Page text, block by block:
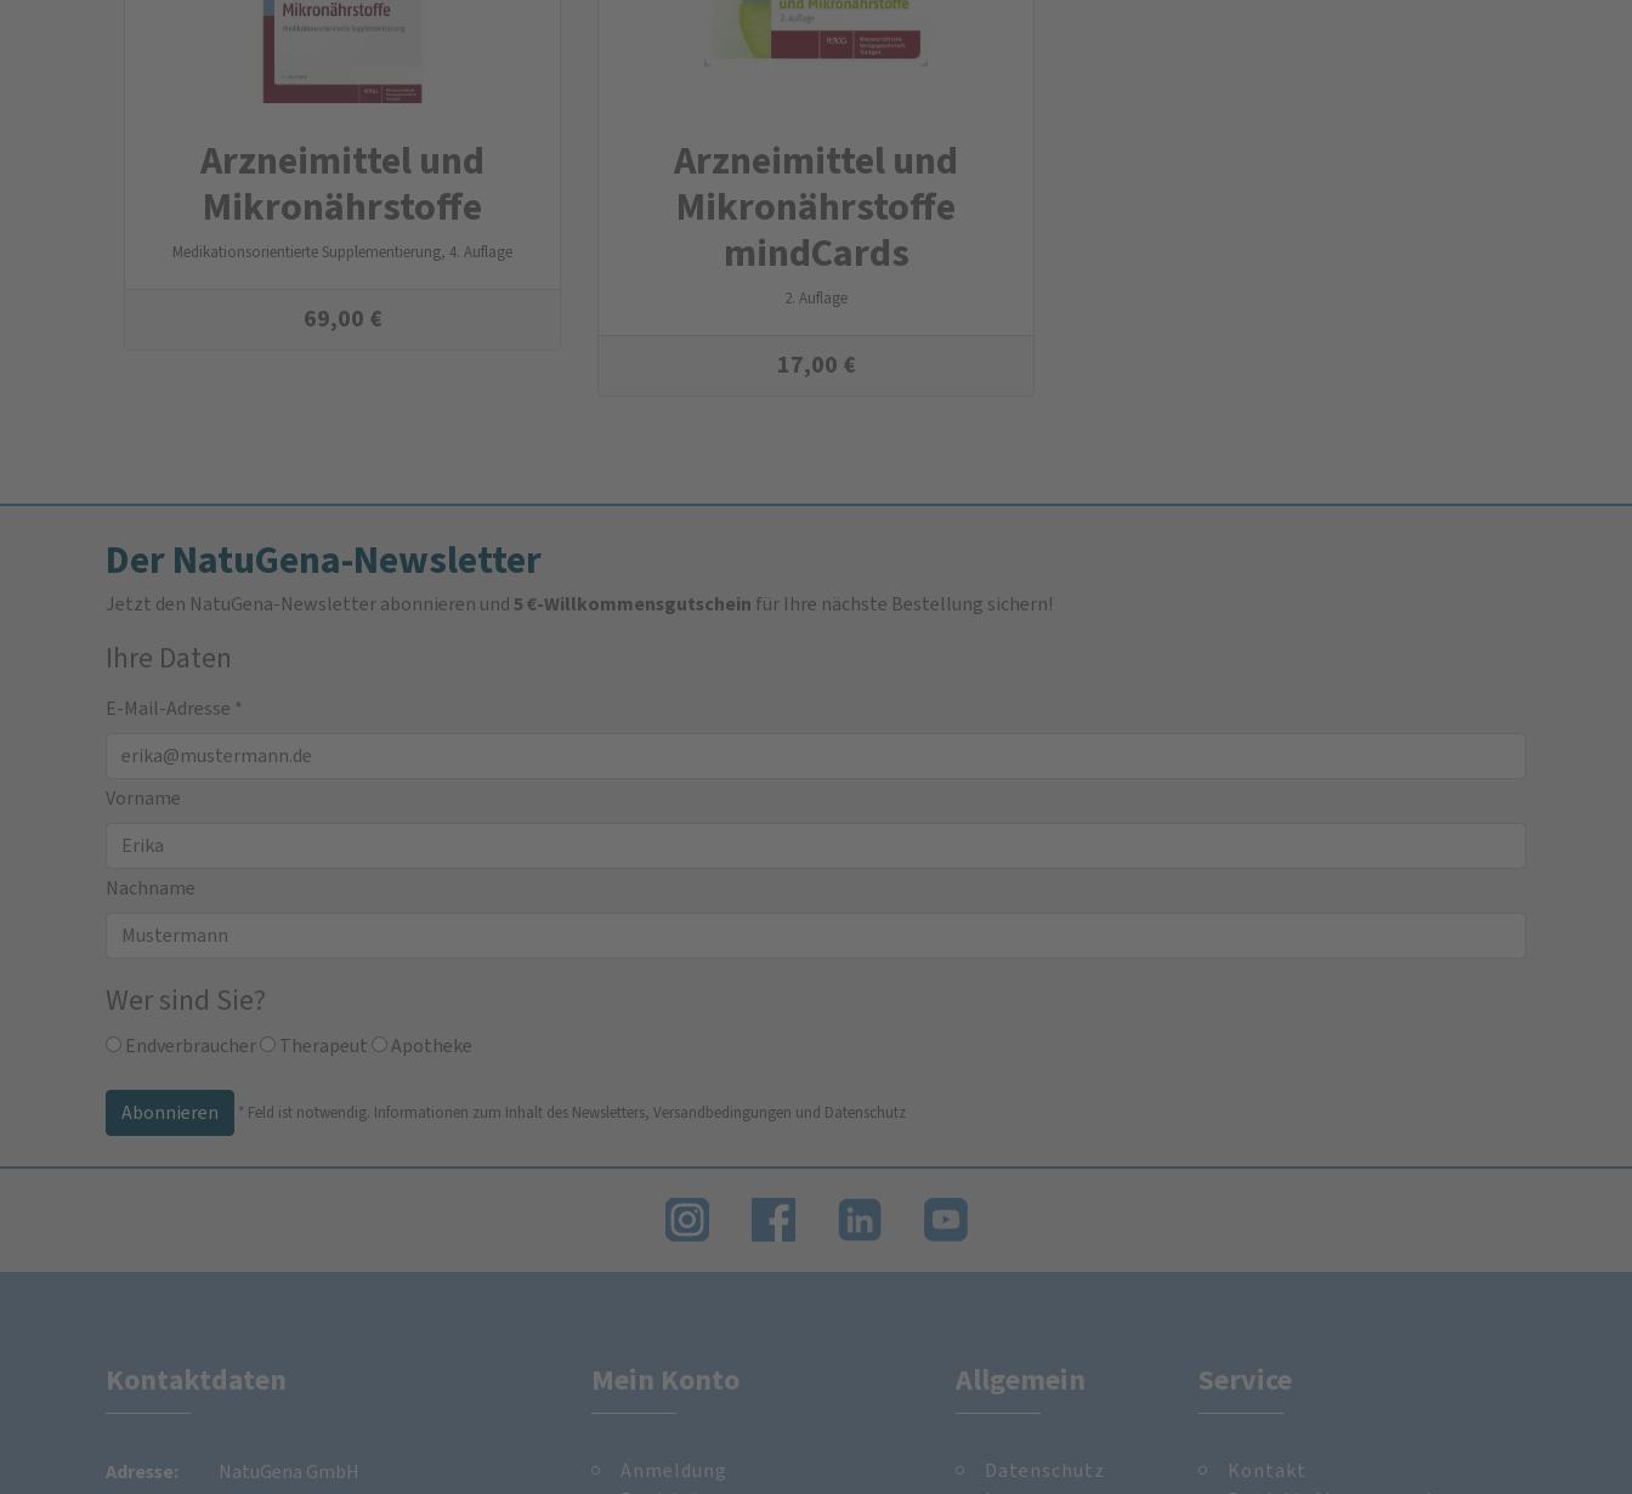
Arznei­mittel und
Mikro­nähr­stoffe
Medikationsorientierte Supplementierung, 4. Auflage
69,00 €
Arznei­mittel und
Mikro­nähr­stoffe
mindCards
2. Auflage
17,00 €
Der NatuGena-Newsletter
Jetzt den NatuGena-Newsletter abonnieren und5 €-Willkommensgutschein für Ihre nächste Bestellung sichern!
Ihre Daten
E-Mail-Adresse *
Vorname
Nachname
Wer sind Sie?
Endverbraucher Therapeut Apotheke
* Feld ist notwendig. Informationen zum Inhalt des Newsletters, Versandbedingungen und Datenschutz
Kontaktdaten
Adresse:
NatuGena GmbH
Mein Konto
Anmeldung
Allgemein
Datenschutz
Service
Kontakt